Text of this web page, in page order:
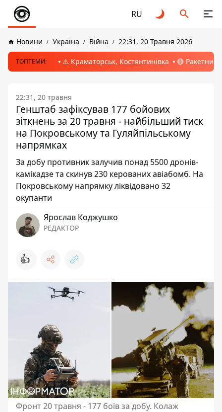
RU
Новини Україна Війна 22:31, 20 Травня 2026
ТОПТЕМИ: ⚠️ Краматорськ, Костянтинівка 🔴 Ракетний
22:31, 20 травня
Генштаб зафіксував 177 бойових
зіткнень за 20 травня - найбільший тиск
на Покровському та Гуляйпільському
напрямках
За добу противник залучив понад 5500 дронів-
камікадзе та скинув 230 керованих авіабомб. На
Покровському напрямку ліквідовано 32
окупанти
Ярослав Коджушко
РЕДАКТОР
👍
Фронт 20 травня - 177 боїв за добу. Колаж